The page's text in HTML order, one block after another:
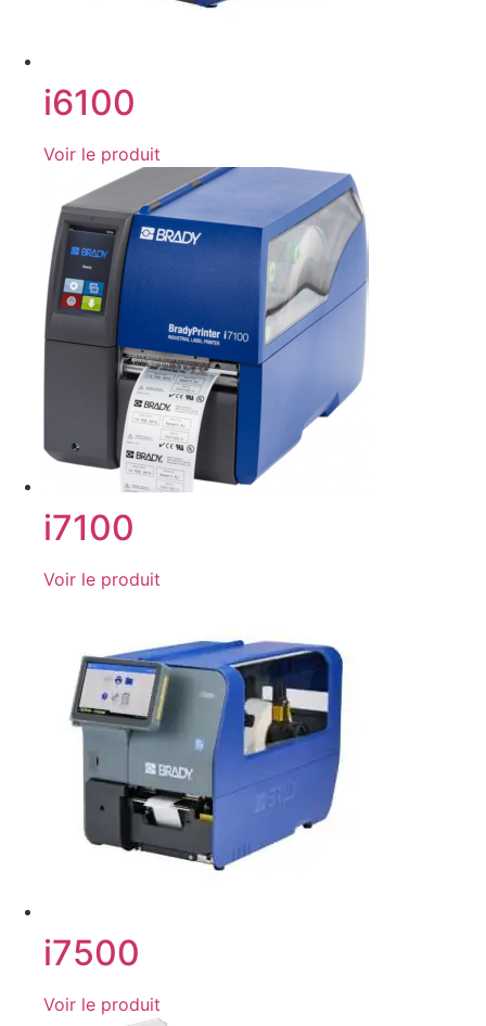
i6100
Voir le produit
i7100
Voir le produit
i7500
Voir le produit